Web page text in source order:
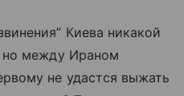
Киева никакой
но между Ираном
не удастся выжать